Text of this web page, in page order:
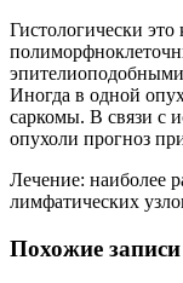
Гистологически
Иногда в одной
саркомы. В связи с
опухоли прогноз
Лечение: наиболее
лимфатических
Похожие записи